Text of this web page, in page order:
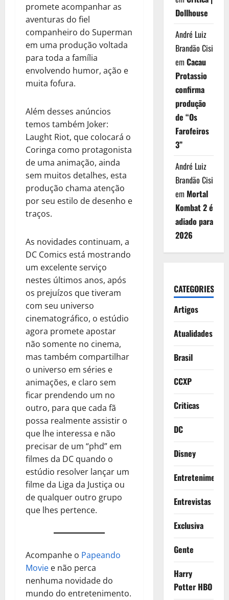
promete acompanhar as
aventuras do fiel
companheiro do Superman
em uma produção voltada
para toda a família
envolvendo humor, ação e
muita fofura.
Além desses anúncios
temos também Joker:
Laught Riot, que colocará o
Coringa como protagonista
de uma animação, ainda
sem muitos detalhes, esta
produção chama atenção
por seu estilo de desenho e
traços.
As novidades continuam, a
DC Comics está mostrando
um excelente serviço
nestes últimos anos, após
os prejuízos que tiveram
com seu universo
cinematográfico, o estúdio
agora promete apostar
não somente no cinema,
mas também compartilhar
o universo em séries e
animações, e claro sem
ficar prendendo um no
outro, para que cada fã
possa realmente assistir o
que lhe interessa e não
precisar de um “phd” em
filmes da DC quando o
estúdio resolver lançar um
filme da Liga da Justiça ou
de qualquer outro grupo
que lhes pertence.
Acompanhe o Papeando
Movie e não perca
nenhuma novidade do
mundo do entretenimento.
Dollhouse
André Luiz
Brandão Cisi
em Cacau
Protassio
confirma
produção
de “Os
Farofeiros
3”
André Luiz
Brandão Cisi
em Mortal
Kombat 2 é
adiado para
2026
CATEGORIES
Artigos
Atualidades
Brasil
CCXP
Criticas
DC
Disney
Entretenimento
Entrevistas
Exclusiva
Gente
Harry
Potter HBO